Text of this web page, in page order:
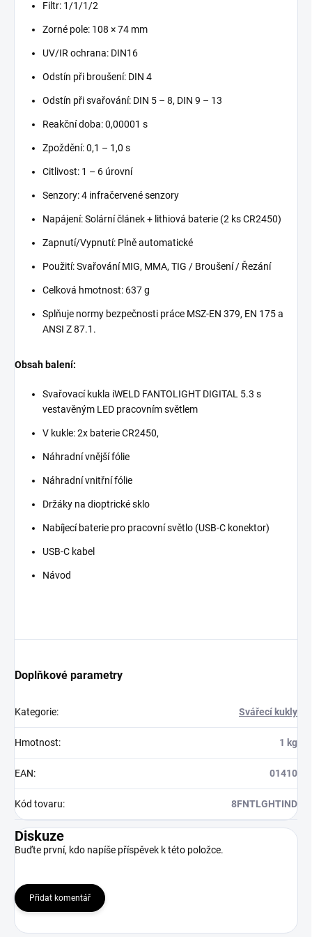
Filtr: 1/1/1/2
Zorné pole: 108 × 74 mm
UV/IR ochrana: DIN16
Odstín při broušení: DIN 4
Odstín při svařování: DIN 5 – 8, DIN 9 – 13
Reakční doba: 0,00001 s
Zpoždění: 0,1 – 1,0 s
Citlivost: 1 – 6 úrovní
Senzory: 4 infračervené senzory
Napájení: Solární článek + lithiová baterie (2 ks CR2450)
Zapnutí/Vypnutí: Plně automatické
Použití: Svařování MIG, MMA, TIG / Broušení / Řezání
Celková hmotnost: 637 g
Splňuje normy bezpečnosti práce MSZ-EN 379, EN 175 a
ANSI Z 87.1.
Obsah balení:
Svařovací kukla iWELD FANTOLIGHT DIGITAL 5.3 s
vestavěným LED pracovním světlem
V kukle: 2x baterie CR2450,
Náhradní vnější fólie
Náhradní vnitřní fólie
Držáky na dioptrické sklo
Nabíjecí baterie pro pracovní světlo (USB-C konektor)
USB-C kabel
Návod
Doplňkové parametry
Kategorie: Svářecí kukly
Hmotnost: 1 kg
EAN: 01410
Kód tovaru: 8FNTLGHTIND
Diskuze
Buďte první, kdo napíše příspěvek k této položce.
Přidat komentář